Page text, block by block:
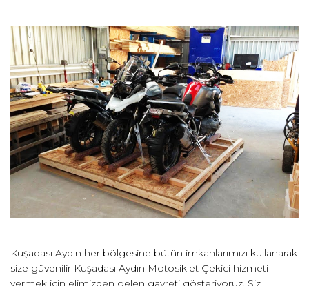
Kuşadası Aydın her bölgesine bütün imkanlarımızı kullanarak
size güvenilir Kuşadası Aydın Motosiklet Çekici hizmeti